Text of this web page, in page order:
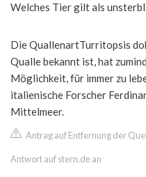
Welches Tier gilt als
Die QuallenartTurritopsis
Qualle bekannt ist, hat
Möglichkeit, für immer zu
italienische Forscher
Mittelmeer.
Antrag auf Entfernung der
Antwort auf stern.de an